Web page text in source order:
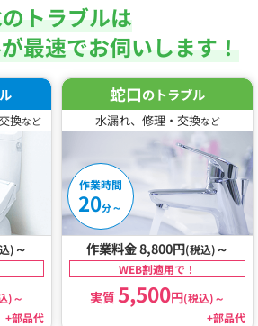
トラブルは
最速でお伺いします！
換など
) ～
)～
+部品代
蛇口のトラブル
水漏れ、修理・交換など
作業時間
20分～
作業料金 8,800円(税込) ～
WEB割適用で！
実質5,500円(税込)～
+部品代